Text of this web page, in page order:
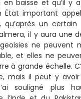
en baisse et qu’il y
État important
qu’après un
il y aura une
ne peuvent
et elles ne
à grande échelle.
mais il peut y
souligné plus